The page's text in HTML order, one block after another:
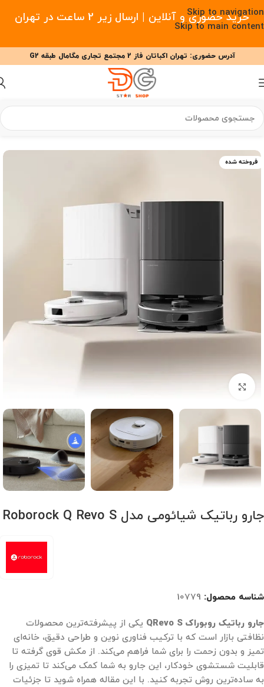
Skip to navigation
Skip to main content
خرید حضوری و آنلاین | ارسال زیر 2 ساعت در تهران
09377477910 - 09127708341 علیزاده
آدرس حضوری: تهران اکباتان فاز 2 مجتمع تجاری مگامال طبقه G2
خانه/خانه هوشمند/جارو رباتیک/جارو رباتیک روبوراک
فروخته شده
برای بزرگنمایی کلیک کنید
جارو رباتیک شیائومی مدل Roborock Q Revo S
شناسه محصول: 10779
جارو رباتیک روبوراک QRevo S
یکی از پیشرفته‌ترین محصولات
نظافتی بازار است که با ترکیب فناوری‌ نوین و طراحی دقیق، خانه‌ای
تمیز و بدون زحمت را برای شما فراهم می‌کند. از مکش قوی گرفته تا
قابلیت شستشوی خودکار، این جارو به شما کمک می‌کند تا تمیزی را
به ساده‌ترین روش تجربه کنید. با این مقاله همراه شوید تا جزئیات